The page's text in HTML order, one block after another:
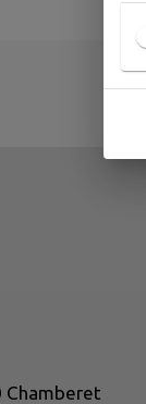
Chamberet